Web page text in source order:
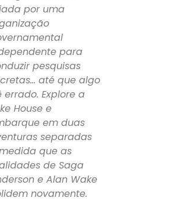
por uma
para
pesquisas
até que algo
errado. Explore a
House e
em duas
separadas
que as
de Saga
e Alan Wake
novamente.